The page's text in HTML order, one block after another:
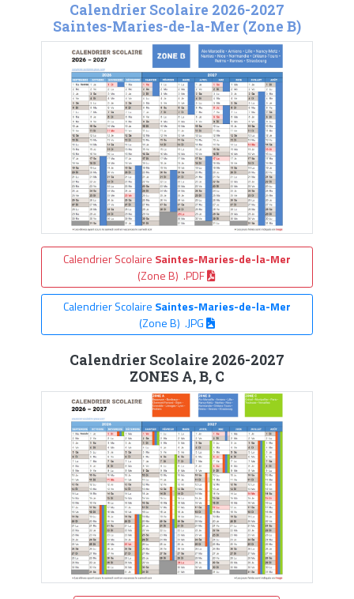
Calendrier Scolaire 2026-2027
Saintes-Maries-de-la-Mer (Zone B)
Calendrier Scolaire Saintes-Maries-de-la-Mer
(Zone B) .PDF
Calendrier Scolaire Saintes-Maries-de-la-Mer
(Zone B) .JPG
Calendrier Scolaire 2026-2027
ZONES A, B, C